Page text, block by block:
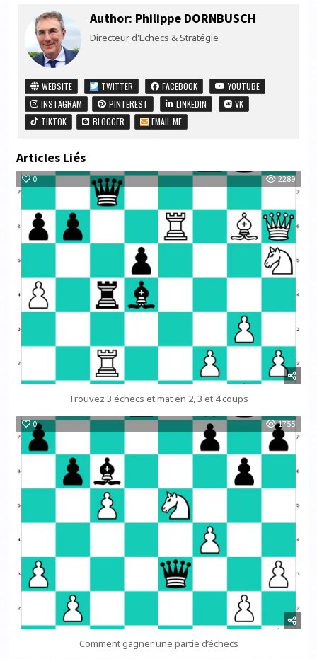
Author: Philippe DORNBUSCH
Directeur d'Echecs & Stratégie
WEBSITE TWITTER FACEBOOK
YOUTUBE
INSTAGRAM
PINTEREST LINKEDIN
VK
TIKTOK
BLOGGER EMAIL ME
Articles Liés
0 2289
Trouvez 3 échecs et mat en 2, 3 et 4 coups
0 1755
Comment gagner une partie d’échecs